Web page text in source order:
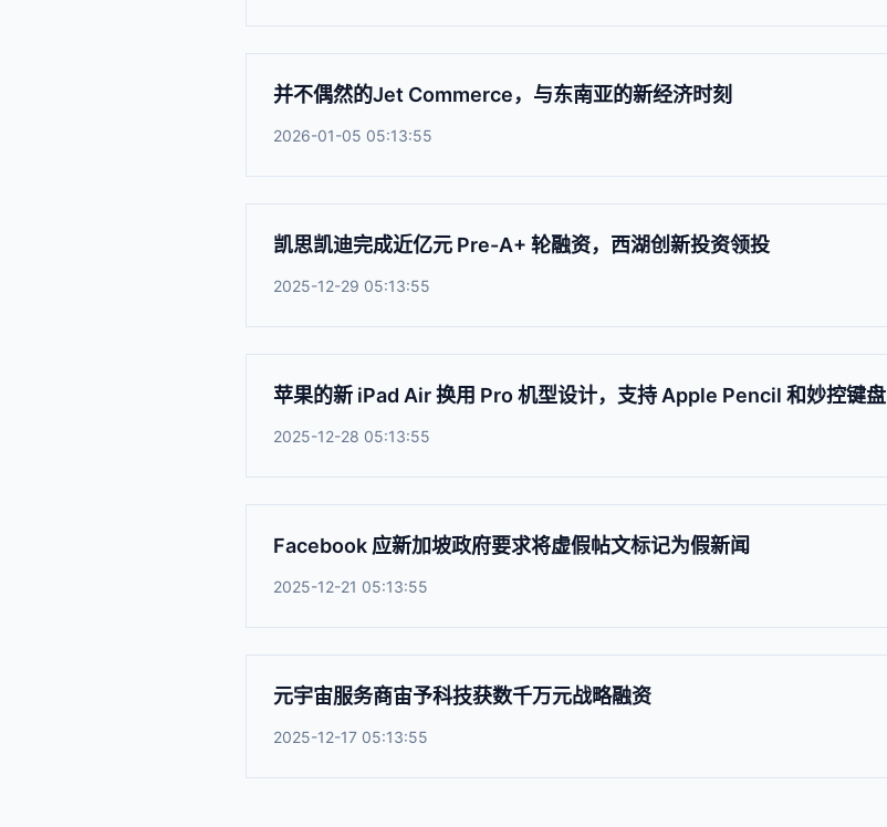
并不偶然的Jet Commerce，与东南亚的新经济时刻
2026-01-05 05:13:55
凯思凯迪完成近亿元 Pre-A+ 轮融资，西湖创新投资领投
2025-12-29 05:13:55
苹果的新 iPad Air 换用 Pro 机型设计，支持 Apple Pencil 和妙控键盘
2025-12-28 05:13:55
Facebook 应新加坡政府要求将虚假帖文标记为假新闻
2025-12-21 05:13:55
元宇宙服务商宙予科技获数千万元战略融资
2025-12-17 05:13:55